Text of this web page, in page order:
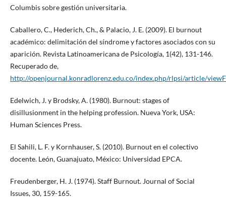
Columbis sobre gestión universitaria.
Caballero, C., Hederich, Ch., & Palacio, J. E. (2009). El burnout
académico: delimitación del síndrome y factores asociados con su
aparición. Revista Latinoamericana de Psicología, 1(42), 131-146.
Recuperado de,
http://openjournal.konradlorenz.edu.co/index.php/rlpsi/article/
Edelwich, J. y Brodsky, A. (1980). Burnout: stages of
disillusionment in the helping profession. Nueva York, USA:
Human Sciences Press.
El Sahili, L. F. y Kornhauser, S. (2010). Burnout en el colectivo
docente. León, Guanajuato, México: Universidad EPCA.
Freudenberger, H. J. (1974). Staff Burnout. Journal of Social
Issues, 30, 159-165.